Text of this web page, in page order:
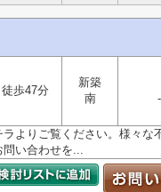
徒歩47分
新築
南
よりご覧ください。様々な
い合わせを...